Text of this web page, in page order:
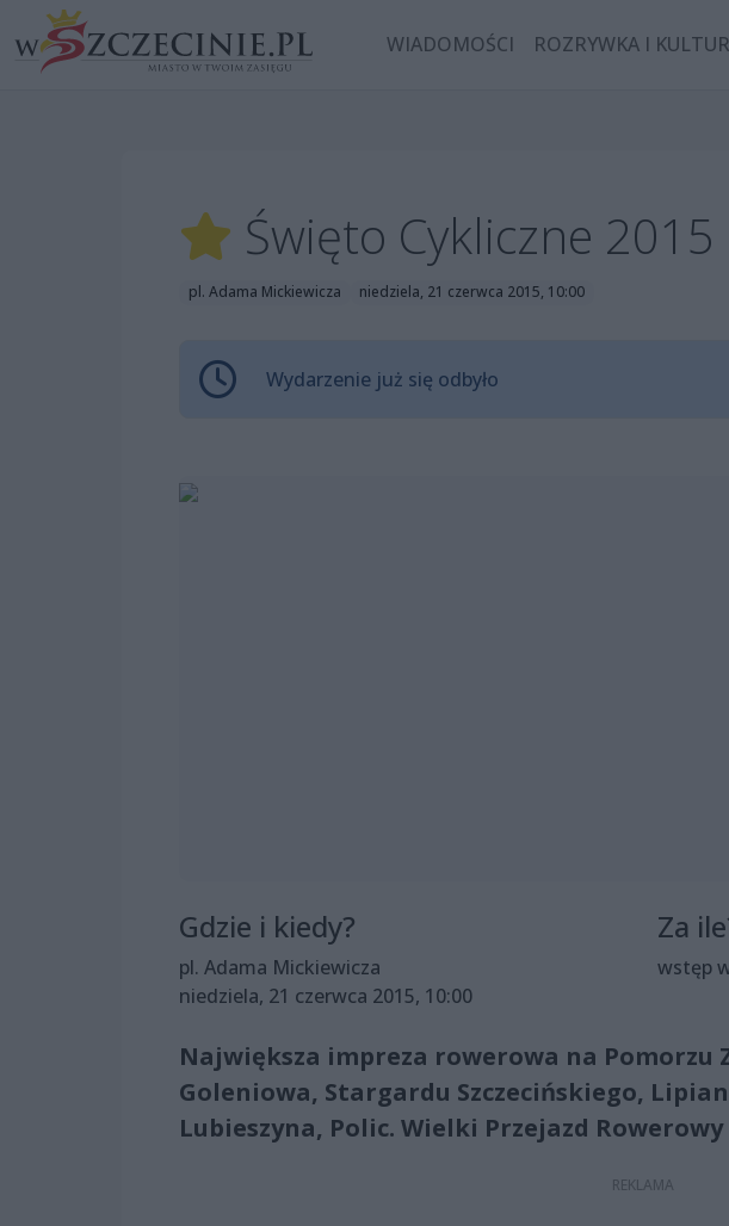
WIADOMOŚCI ROZRYWKA I
Święto Cykliczne 2015
pl. Adama Mickiewicza niedziela, 21 czerwca 2015, 10:00
Wydarzenie już się odbyło
Gdzie i kiedy?
pl. Adama Mickiewicza
niedziela, 21 czerwca 2015, 10:00
Za
wstęp
Największa impreza rowerowa na Pomorzu
Goleniowa, Stargardu Szczecińskiego,
Lubieszyna, Polic. Wielki Przejazd